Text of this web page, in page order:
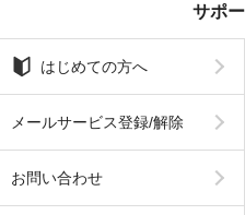
サポ
はじめての方へ
メールサービス登録/解除
お問い合わせ